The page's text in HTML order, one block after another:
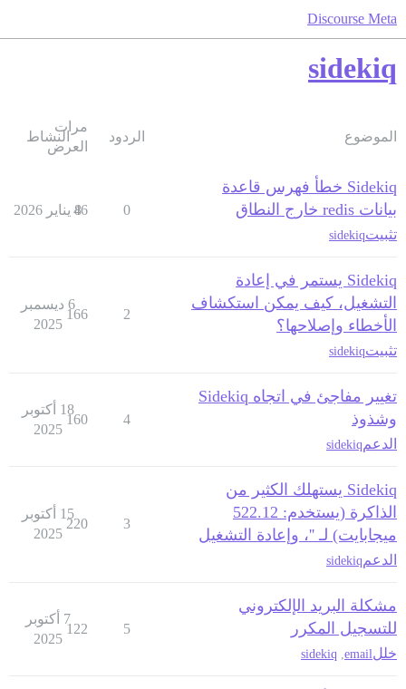
Discourse Meta
sidekiq
الموضوع الردود
مرات
العرض
النشاط
Sidekiq خطأ فهرس قاعدة
بيانات redis خارج النطاق
تثبيتsidekiq
0
46
8 يناير 2026
Sidekiq يستمر في إعادة
التشغيل، كيف يمكن استكشاف
الأخطاء وإصلاحها؟
تثبيتsidekiq
2
166
6 ديسمبر
2025
تغيير مفاجئ في اتجاه Sidekiq
وشذوذ
الدعم sidekiq
4
160
18 أكتوبر
2025
Sidekiq يستهلك الكثير من
الذاكرة (يستخدم: 522.12
ميجابايت) لـ ''، وإعادة التشغيل
الدعم sidekiq
3
220
15 أكتوبر
2025
مشكلة البريد الإلكتروني
للتسجيل المكرر
خللemail
sidekiq
5
122
7 أكتوبر
2025